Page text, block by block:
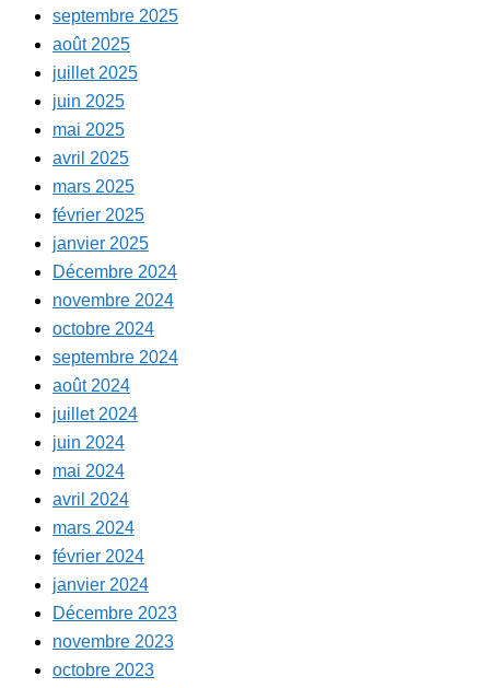
septembre 2025
août 2025
juillet 2025
juin 2025
mai 2025
avril 2025
mars 2025
février 2025
janvier 2025
Décembre 2024
novembre 2024
octobre 2024
septembre 2024
août 2024
juillet 2024
juin 2024
mai 2024
avril 2024
mars 2024
février 2024
janvier 2024
Décembre 2023
novembre 2023
octobre 2023